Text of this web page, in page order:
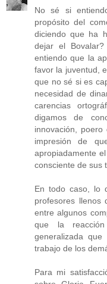
No sé si
propósito del
diciendo que ha
dejar el
entiendo que la
favor la juventud,
que no sé si es
necesidad de
carencias
digamos de
innovación,
impresión de
apropiadamente
consciente de sus
En todo caso, lo
profesores llenos
entre algunos
que la
generalizada
trabajo de los
Para mi